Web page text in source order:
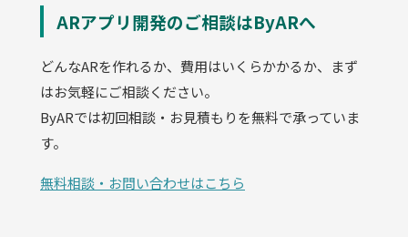
ARアプリ開発のご相談はByARへ
どんなARを作れるか、費用はいくらかかるか、まず
はお気軽にご相談ください。
ByARでは初回相談・お見積もりを無料で承っていま
す。
無料相談・お問い合わせはこちら